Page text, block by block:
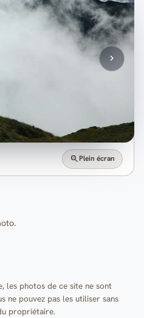
Plein écran
les photos de ce site ne sont
ne pouvez pas les utiliser sans
propriétaire.